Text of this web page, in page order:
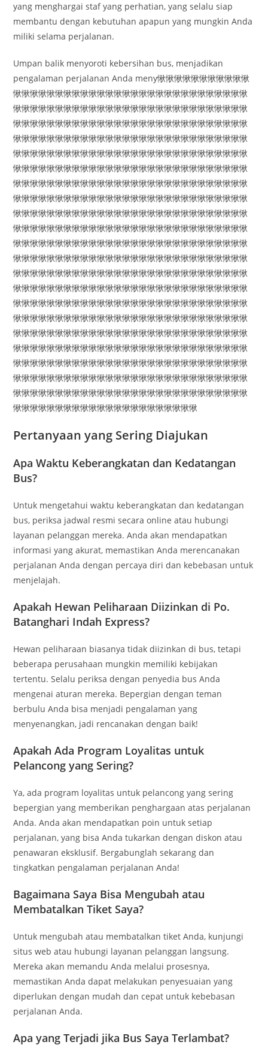
yang menghargai staf yang perhatian, yang selalu siap
membantu dengan kebutuhan apapun yang mungkin Anda
miliki selama perjalanan.
Umpan balik menyoroti kebersihan bus, menjadikan
pengalaman perjalanan Anda meny愀愀愀愀愀愀愀愀愀愀愀
愀愀愀愀愀愀愀愀愀愀愀愀愀愀愀愀愀愀愀愀愀愀愀愀愀愀愀愀
愀愀愀愀愀愀愀愀愀愀愀愀愀愀愀愀愀愀愀愀愀愀愀愀愀愀愀愀
愀愀愀愀愀愀愀愀愀愀愀愀愀愀愀愀愀愀愀愀愀愀愀愀愀愀愀愀
愀愀愀愀愀愀愀愀愀愀愀愀愀愀愀愀愀愀愀愀愀愀愀愀愀愀愀愀
愀愀愀愀愀愀愀愀愀愀愀愀愀愀愀愀愀愀愀愀愀愀愀愀愀愀愀愀
愀愀愀愀愀愀愀愀愀愀愀愀愀愀愀愀愀愀愀愀愀愀愀愀愀愀愀愀
愀愀愀愀愀愀愀愀愀愀愀愀愀愀愀愀愀愀愀愀愀愀愀愀愀愀愀愀
愀愀愀愀愀愀愀愀愀愀愀愀愀愀愀愀愀愀愀愀愀愀愀愀愀愀愀愀
愀愀愀愀愀愀愀愀愀愀愀愀愀愀愀愀愀愀愀愀愀愀愀愀愀愀愀愀
愀愀愀愀愀愀愀愀愀愀愀愀愀愀愀愀愀愀愀愀愀愀愀愀愀愀愀愀
愀愀愀愀愀愀愀愀愀愀愀愀愀愀愀愀愀愀愀愀愀愀愀愀愀愀愀愀
愀愀愀愀愀愀愀愀愀愀愀愀愀愀愀愀愀愀愀愀愀愀愀愀愀愀愀愀
愀愀愀愀愀愀愀愀愀愀愀愀愀愀愀愀愀愀愀愀愀愀愀愀愀愀愀愀
愀愀愀愀愀愀愀愀愀愀愀愀愀愀愀愀愀愀愀愀愀愀愀愀愀愀愀愀
愀愀愀愀愀愀愀愀愀愀愀愀愀愀愀愀愀愀愀愀愀愀愀愀愀愀愀愀
愀愀愀愀愀愀愀愀愀愀愀愀愀愀愀愀愀愀愀愀愀愀愀愀愀愀愀愀
愀愀愀愀愀愀愀愀愀愀愀愀愀愀愀愀愀愀愀愀愀愀愀愀愀愀愀愀
愀愀愀愀愀愀愀愀愀愀愀愀愀愀愀愀愀愀愀愀愀愀愀愀愀愀愀愀
愀愀愀愀愀愀愀愀愀愀愀愀愀愀愀愀愀愀愀愀愀愀愀愀愀愀愀愀
愀愀愀愀愀愀愀愀愀愀愀愀愀愀愀愀愀愀愀愀愀愀愀愀愀愀愀愀
愀愀愀愀愀愀愀愀愀愀愀愀愀愀愀愀愀愀愀愀愀愀愀愀愀愀愀愀
愀愀愀愀愀愀愀愀愀愀愀愀愀愀愀愀愀愀愀愀愀愀
Pertanyaan yang Sering Diajukan
Apa Waktu Keberangkatan dan Kedatangan
Bus?
Untuk mengetahui waktu keberangkatan dan kedatangan
bus, periksa jadwal resmi secara online atau hubungi
layanan pelanggan mereka. Anda akan mendapatkan
informasi yang akurat, memastikan Anda merencanakan
perjalanan Anda dengan percaya diri dan kebebasan untuk
menjelajah.
Apakah Hewan Peliharaan Diizinkan di Po.
Batanghari Indah Express?
Hewan peliharaan biasanya tidak diizinkan di bus, tetapi
beberapa perusahaan mungkin memiliki kebijakan
tertentu. Selalu periksa dengan penyedia bus Anda
mengenai aturan mereka. Bepergian dengan teman
berbulu Anda bisa menjadi pengalaman yang
menyenangkan, jadi rencanakan dengan baik!
Apakah Ada Program Loyalitas untuk
Pelancong yang Sering?
Ya, ada program loyalitas untuk pelancong yang sering
bepergian yang memberikan penghargaan atas perjalanan
Anda. Anda akan mendapatkan poin untuk setiap
perjalanan, yang bisa Anda tukarkan dengan diskon atau
penawaran eksklusif. Bergabunglah sekarang dan
tingkatkan pengalaman perjalanan Anda!
Bagaimana Saya Bisa Mengubah atau
Membatalkan Tiket Saya?
Untuk mengubah atau membatalkan tiket Anda, kunjungi
situs web atau hubungi layanan pelanggan langsung.
Mereka akan memandu Anda melalui prosesnya,
memastikan Anda dapat melakukan penyesuaian yang
diperlukan dengan mudah dan cepat untuk kebebasan
perjalanan Anda.
Apa yang Terjadi jika Bus Saya Terlambat?